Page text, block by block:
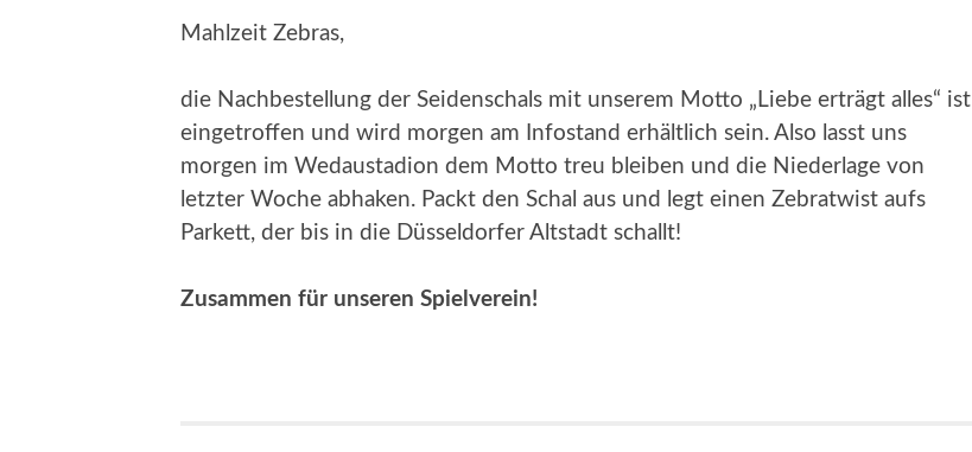
Mahlzeit Zebras,
die Nachbestellung der Seidenschals mit unserem Motto „Liebe erträgt alles“ ist
eingetroffen und wird morgen am Infostand erhältlich sein. Also lasst uns
morgen im Wedaustadion dem Motto treu bleiben und die Niederlage von
letzter Woche abhaken. Packt den Schal aus und legt einen Zebratwist aufs
Parkett, der bis in die Düsseldorfer Altstadt schallt!
Zusammen für unseren Spielverein!